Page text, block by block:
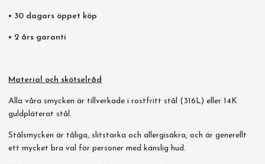
• 30 dagars öppet köp
• 2 års garanti
Material och skötselråd
Alla våra smycken är tillverkade i rostfritt stål (316L) eller 14K
guldpläterat stål.
Stålsmycken är tåliga, slitstarka och allergisäkra, och är generellt
ett mycket bra val för personer med känslig hud.